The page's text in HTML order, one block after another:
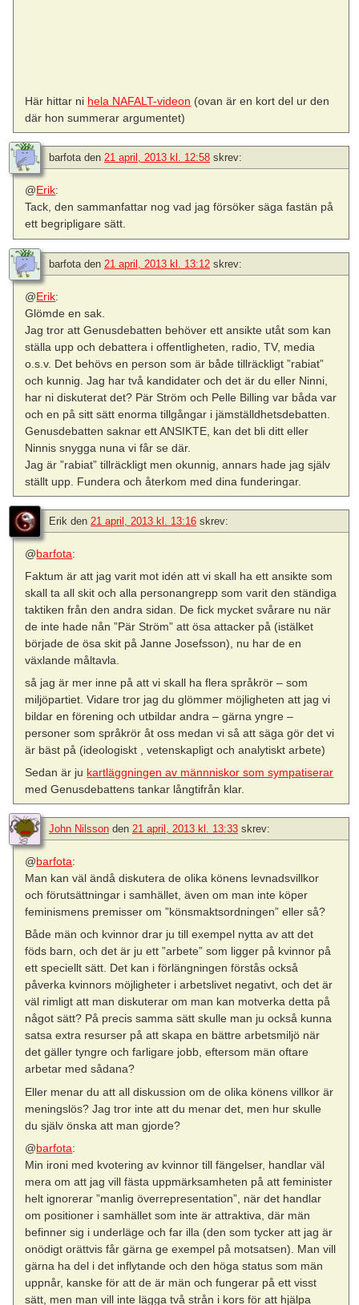
Här hittar ni hela NAFALT-videon (ovan är en kort del ur den
där hon summerar argumentet)
barfotaden 21 april, 2013 kl. 12:58 skrev:
@Erik:
Tack, den sammanfattar nog vad jag försöker säga fastän på
ett begripligare sätt.
barfota den 21 april, 2013 kl. 13:12 skrev:
@Erik:
Glömde en sak.
Jag tror att Genusdebatten behöver ett ansikte utåt som kan
ställa upp och debattera i offentligheten, radio, TV, media
o.s.v. Det behövs en person som är både tillräckligt ”rabiat”
och kunnig. Jag har två kandidater och det är du eller Ninni,
har ni diskuterat det? Pär Ström och Pelle Billing var båda var
och en på sitt sätt enorma tillgångar i jämställdhetsdebatten.
Genusdebatten saknar ett ANSIKTE, kan det bli ditt eller
Ninnis snygga nuna vi får se där.
Jag är ”rabiat” tillräckligt men okunnig, annars hade jag själv
ställt upp. Fundera och återkom med dina funderingar.
Erik den 21 april, 2013 kl. 13:16 skrev:
@barfota:
Faktum är att jag varit mot idén att vi skall ha ett ansikte som
skall ta all skit och alla personangrepp som varit den ständiga
taktiken från den andra sidan. De fick mycket svårare nu när
de inte hade nån ”Pär Ström” att ösa attacker på (istälket
började de ösa skit på Janne Josefsson), nu har de en
växlande måltavla.
så jag är mer inne på att vi skall ha flera språkrör – som
miljöpartiet. Vidare tror jag du glömmer möjligheten att jag vi
bildar en förening och utbildar andra – gärna yngre –
personer som språkrör åt oss medan vi så att säga gör det vi
är bäst på (ideologiskt , vetenskapligt och analytiskt arbete)
Sedan är ju kartläggningen av männniskor som sympatiserar
med Genusdebattens tankar långtifrån klar.
John Nilsson den 21 april, 2013 kl. 13:33 skrev:
@barfota:
Man kan väl ändå diskutera de olika könens levnadsvillkor
och förutsättningar i samhället, även om man inte köper
feminismens premisser om ”könsmaktsordningen” eller så?
Både män och kvinnor drar ju till exempel nytta av att det
föds barn, och det är ju ett ”arbete” som ligger på kvinnor på
ett speciellt sätt. Det kan i förlängningen förstås också
påverka kvinnors möjligheter i arbetslivet negativt, och det är
väl rimligt att man diskuterar om man kan motverka detta på
något sätt? På precis samma sätt skulle man ju också kunna
satsa extra resurser på att skapa en bättre arbetsmiljö när
det gäller tyngre och farligare jobb, eftersom män oftare
arbetar med sådana?
Eller menar du att all diskussion om de olika könens villkor är
meningslös? Jag tror inte att du menar det, men hur skulle
du själv önska att man gjorde?
@barfota:
Min ironi med kvotering av kvinnor till fängelser, handlar väl
mera om att jag vill fästa uppmärksamheten på att feminister
helt ignorerar ”manlig överrepresentation”, när det handlar
om positioner i samhället som inte är attraktiva, där män
befinner sig i underläge och far illa (den som tycker att jag är
onödigt orättvis får gärna ge exempel på motsatsen). Man vill
gärna ha del i det inflytande och den höga status som män
uppnår, kanske för att de är män och fungerar på ett visst
sätt, men man vill inte lägga två strån i kors för att hjälpa